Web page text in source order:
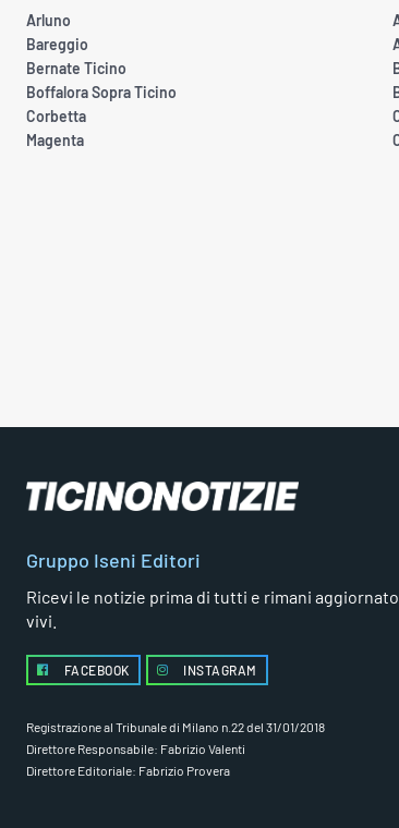
Arluno
Bareggio
Bernate Ticino
Boffalora Sopra Ticino
Corbetta
Magenta
Gruppo Iseni Editori
Ricevi le notizie prima di tutti e rimani
vivi.
FACEBOOK INSTAGRAM
Registrazione al Tribunale di Milano n.22 del 31/01/2018
Direttore Responsabile: Fabrizio Valenti
Direttore Editoriale: Fabrizio Provera